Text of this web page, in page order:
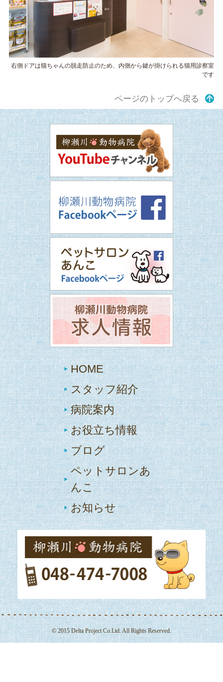
右側ドアは猫ちゃんの脱走防止のため、内側から鍵が掛けられる猫用診察室
です
ページのトップへ戻る
HOME
スタッフ紹介
病院案内
お役立ち情報
ブログ
ペットサロンあ
んこ
お知らせ
© 2015 Delta Project Co.Ltd. All Rights Reserved.